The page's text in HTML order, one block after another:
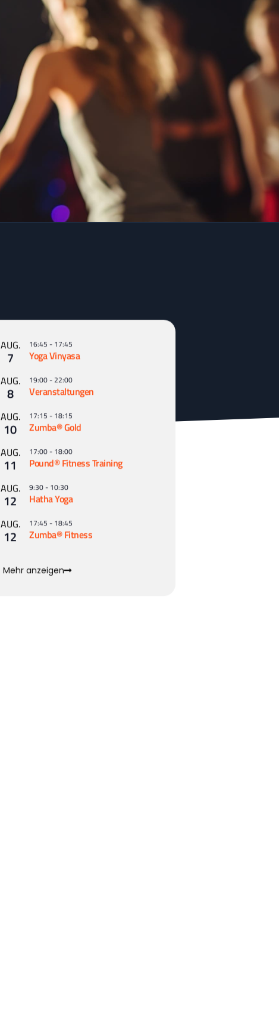
AUG.
7
16:45 - 17:45
Yoga Vinyasa
AUG.
8
19:00-22:00
Veranstaltungen
AUG.
10
17:15 - 18:15
Zumba® Gold
AUG.
11
17:00- 18:00
Pound® Fitness Training
AUG.
12
9:30- 10:30
Hatha Yoga
AUG.
12
17:45 - 18:45
Zumba® Fitness
Mehr anzeigen